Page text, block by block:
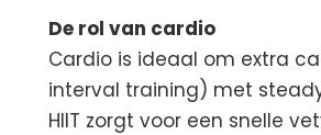
De rol van cardio
Cardio is ideaal om extra
interval training) met
HIIT zorgt voor een snelle